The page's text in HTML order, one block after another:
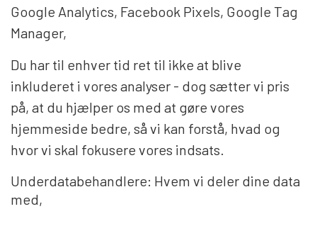
Google Analytics, Facebook Pixels, Google Tag
Manager,
Du har til enhver tid ret til ikke at blive
inkluderet i vores analyser - dog sætter vi pris
på, at du hjælper os med at gøre vores
hjemmeside bedre, så vi kan forstå, hvad og
hvor vi skal fokusere vores indsats.
Underdatabehandlere: Hvem vi deler dine data
med,